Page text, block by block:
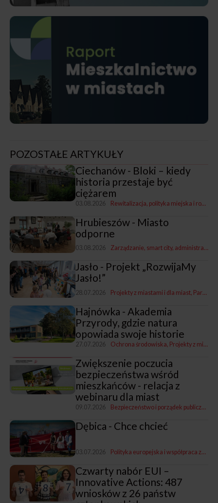
POZOSTAŁE ARTYKUŁY
Ciechanów - Bloki – kiedy
historia przestaje być
ciężarem
03.08.2026 Rewitalizacja, polityka miejska i rozwój
Hrubieszów - Miasto
odporne
03.08.2026 Zarządzanie, smart city, administracja
Jasło - Projekt „RozwijaMy
Jasło!”
28.07.2026 Projekty z miastami i dla miast Partycypacja społeczna
Hajnówka - Akademia
Przyrody, gdzie natura
opowiada swoje historie
27.07.2026 Ochrona środowiska Projekty z miastami i dla miast
Zwiększenie poczucia
bezpieczeństwa wśród
mieszkańców - relacja z
webinaru dla miast
09.07.2026 Bezpieczeństwo i porządek publiczny
Dębica - Chce chcieć
03.07.2026 Polityka europejska i współpraca zagraniczna
Czwarty nabór EUI –
Innovative Actions: 487
wniosków z 26 państw